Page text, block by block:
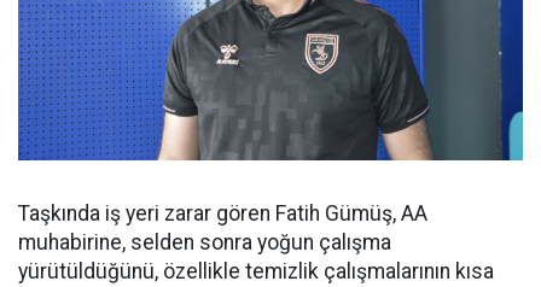
Taşkında iş yeri zarar gören Fatih Gümüş, AA
muhabirine, selden sonra yoğun çalışma
yürütüldüğünü, özellikle temizlik çalışmalarının kısa